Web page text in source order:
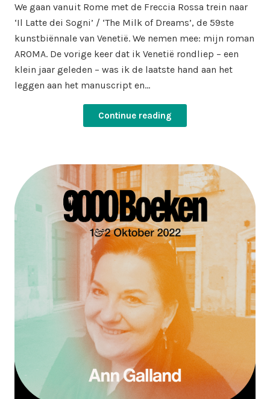
We gaan vanuit Rome met de Freccia Rossa trein naar
‘Il Latte dei Sogni’ / ‘The Milk of Dreams’, de 59ste
kunstbiënnale van Venetië. We nemen mee: mijn roman
AROMA. De vorige keer dat ik Venetië rondliep – een
klein jaar geleden – was ik de laatste hand aan het
leggen aan het manuscript en…
Continue reading